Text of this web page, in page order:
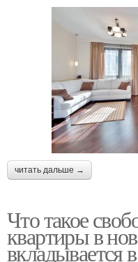
читать дальше →
Что такое
квартиры в
вкладывается